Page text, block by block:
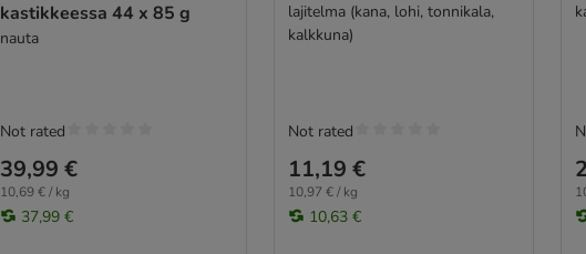
kastikkeessa 44 x 85 g
nauta
39,99 €
10,69 € / kg
37,99 €
Not rated
lajitelma (kana, lohi, tonnikala,
kalkkuna)
11,19 €
10,97 € / kg
10,63 €
Not rated